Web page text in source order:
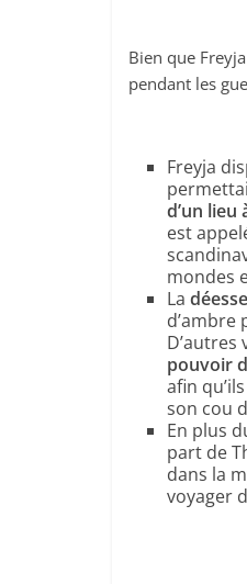
Bien que
pendant les
Freyja
d’un lieu
est
mondes
La
d’ambre
D’autres
pouvoir
afin
son cou
En plus
part de
dans la
voyager